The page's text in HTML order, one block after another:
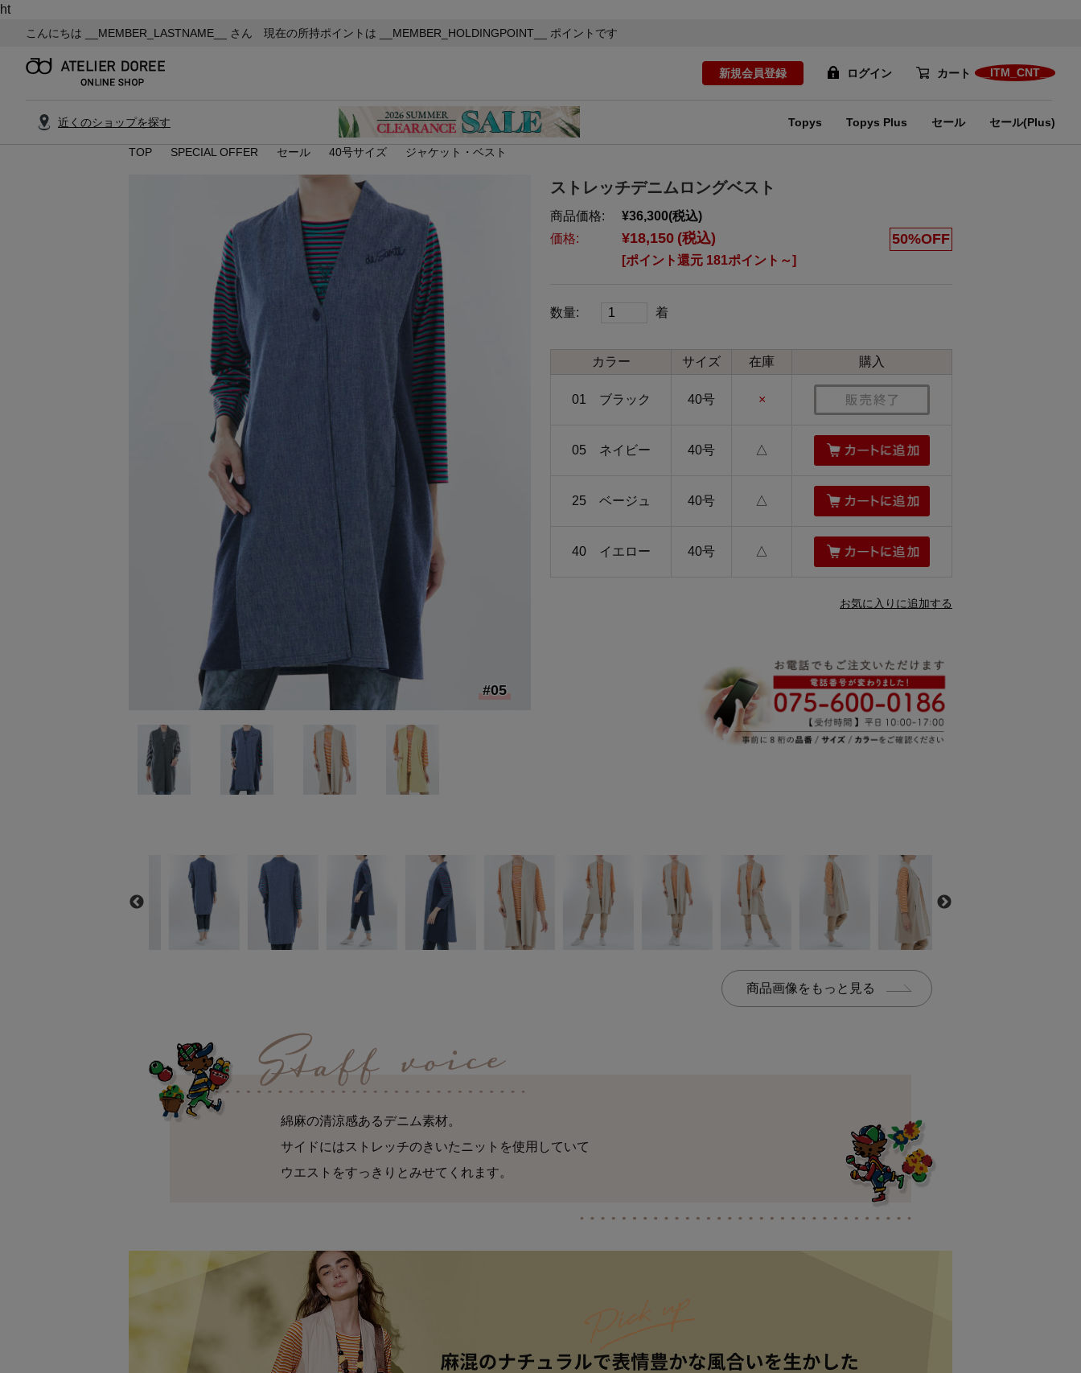
ht
こんにちは __MEMBER_LASTNAME__ さん 現在の所持ポイントは __MEMBER_HOLDINGPOINT__ ポイントです
新規会員登録 ログイン カート __ITM_CNT__
近くのショップを探す Topys Topys Plus セール セール(Plus)
TOP SPECIAL OFFER セール 40号サイズ ジャケット・ベスト
#05
ストレッチデニムロングベスト
商品価格: ¥36,300(税込)
価格:
¥18,150 (税込) 50%OFF
[ポイント還元 181ポイント～]
数量: 着
カラー サイズ 在庫 購入
01 ブラック 40号 ×
05 ネイビー 40号 △
25 ベージュ 40号 △
40 イエロー 40号 △
お気に入りに追加する
商品画像をもっと見る
綿麻の清涼感あるデニム素材。
サイドにはストレッチのきいたニットを使用していて
ウエストをすっきりとみせてくれます。